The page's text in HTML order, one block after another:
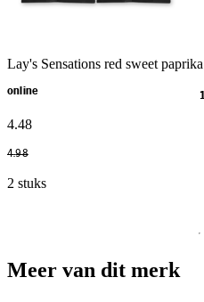
Lay's Sensations red sweet
online
4.48
4.98
2 stuks
Meer van dit merk